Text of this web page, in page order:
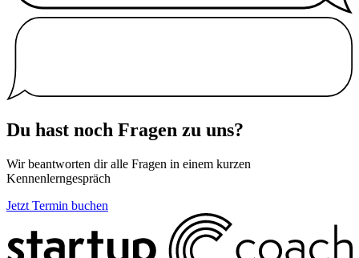
Du hast noch Fragen zu uns?
Wir beantworten dir alle Fragen in einem kurzen
Kennenlerngespräch
Jetzt Termin buchen